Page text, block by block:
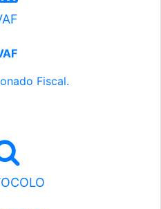
Fiscal.